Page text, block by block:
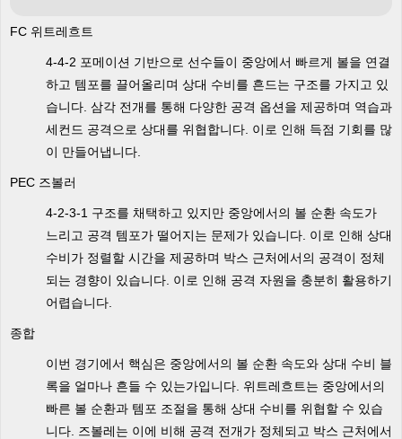
FC 위트레흐트
4-4-2 포메이션 기반으로 선수들이 중앙에서 빠르게 볼을 연결
하고 템포를 끌어올리며 상대 수비를 흔드는 구조를 가지고 있
습니다. 삼각 전개를 통해 다양한 공격 옵션을 제공하며 역습과
세컨드 공격으로 상대를 위협합니다. 이로 인해 득점 기회를 많
이 만들어냅니다.
PEC 즈볼러
4-2-3-1 구조를 채택하고 있지만 중앙에서의 볼 순환 속도가
느리고 공격 템포가 떨어지는 문제가 있습니다. 이로 인해 상대
수비가 정렬할 시간을 제공하며 박스 근처에서의 공격이 정체
되는 경향이 있습니다. 이로 인해 공격 자원을 충분히 활용하기
어렵습니다.
종합
이번 경기에서 핵심은 중앙에서의 볼 순환 속도와 상대 수비 블
록을 얼마나 흔들 수 있는가입니다. 위트레흐트는 중앙에서의
빠른 볼 순환과 템포 조절을 통해 상대 수비를 위협할 수 있습
니다. 즈볼레는 이에 비해 공격 전개가 정체되고 박스 근처에서